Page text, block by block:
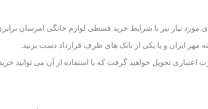
نیاز نیز با شرایط خرید قسطی لوازم خانگی امرسان
مهر ایران و یا یکی از بانک های طرف قرارداد دست بزنید.
تحویل خواهید گرفت که با استفاده از آن می توانید